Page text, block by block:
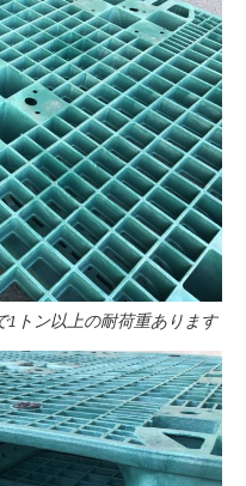
1トン以上の耐荷重あります